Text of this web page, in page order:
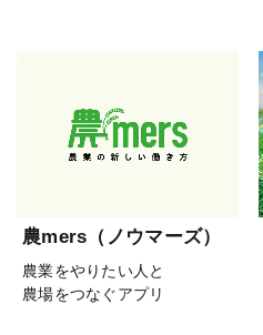
農mers（ノウマーズ）
農業をやりたい人と
農場をつなぐアプリ